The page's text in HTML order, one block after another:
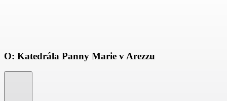
O: Katedrála Panny Marie v Arezzu